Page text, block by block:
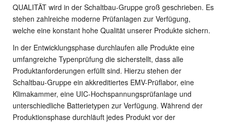
QUALITÄT wird in der Schaltbau-Gruppe groß geschrieben. Es
stehen zahlreiche moderne Prüfanlagen zur Verfügung,
welche eine konstant hohe Qualität unserer Produkte sichern.
In der Entwicklungsphase durchlaufen alle Produkte eine
umfangreiche Typenprüfung die sicherstellt, dass alle
Produktanforderungen erfüllt sind. Hierzu stehen der
Schaltbau-Gruppe ein akkreditiertes EMV-Prüflabor, eine
Klimakammer, eine UIC-Hochspannungsprüfanlage und
unterschiedliche Batterietypen zur Verfügung. Während der
Produktionsphase durchläuft jedes Produkt vor der